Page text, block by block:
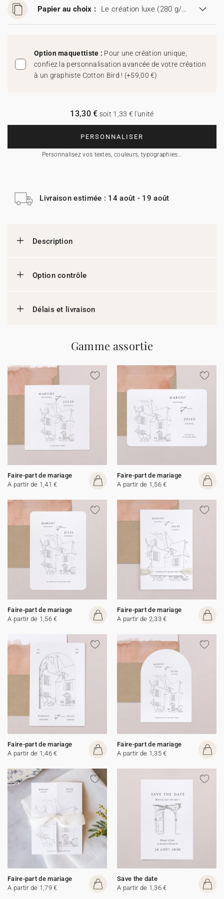
Papier au choix : Le création luxe (280 g/m²)
Option maquettiste : Pour une création unique,
confiez la personnalisation avancée de votre création
à un graphiste Cotton Bird ! (+59,00 €)
PERSONNALISER
Personnalisez vos textes, couleurs, typographies…
13,30 € soit 1,33 € l'unité
Livraison estimée : 14 août - 19 août
Description
Option contrôle
Délais et livraison
Gamme assortie
Faire-part de mariage
A partir de 1,41 €
Faire-part de mariage
A partir de 1,56 €
Faire-part de mariage
A partir de 1,56 €
Faire-part de mariage
A partir de 2,33 €
Faire-part de mariage
A partir de 1,46 €
Faire-part de mariage
A partir de 1,35 €
Faire-part de mariage
A partir de 1,79 €
Save the date
A partir de 1,36 €